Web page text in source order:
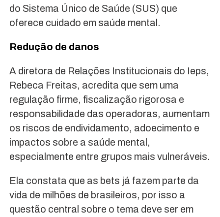
do Sistema Único de Saúde (SUS) que
oferece cuidado em saúde mental.
Redução de danos
A diretora de Relações Institucionais do Ieps,
Rebeca Freitas, acredita que sem uma
regulação firme, fiscalização rigorosa e
responsabilidade das operadoras, aumentam
os riscos de endividamento, adoecimento e
impactos sobre a saúde mental,
especialmente entre grupos mais vulneráveis.
Ela constata que as bets já fazem parte da
vida de milhões de brasileiros, por isso a
questão central sobre o tema deve ser em